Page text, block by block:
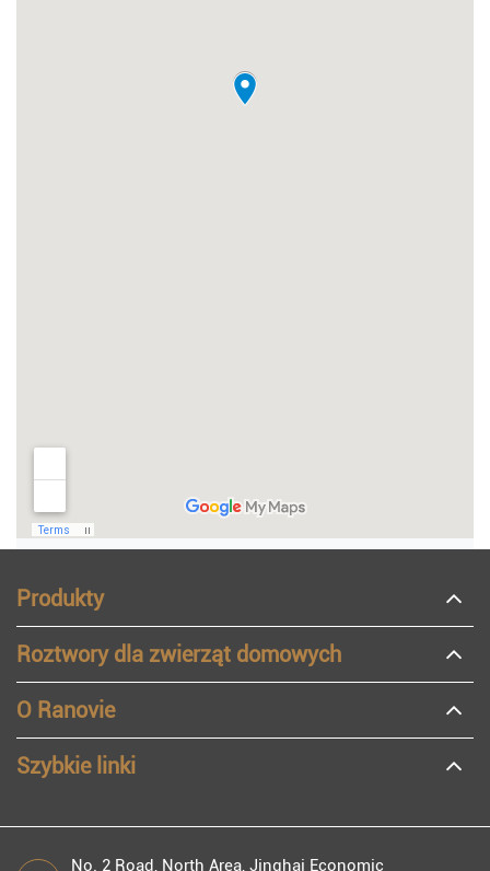
Produkty
Roztwory dla zwierząt domowych
O Ranovie
Szybkie linki
No. 2 Road, North Area, Jinghai Economic